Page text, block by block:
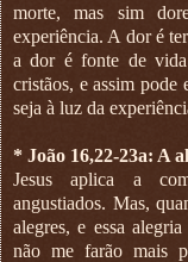
morte, mas sim
experiência. A dor é
a dor é fonte de
cristãos, e assim
seja à luz da
* João 16,22-23a: A
Jesus aplica a
angustiados. Mas,
alegres, e essa
não me farão mais